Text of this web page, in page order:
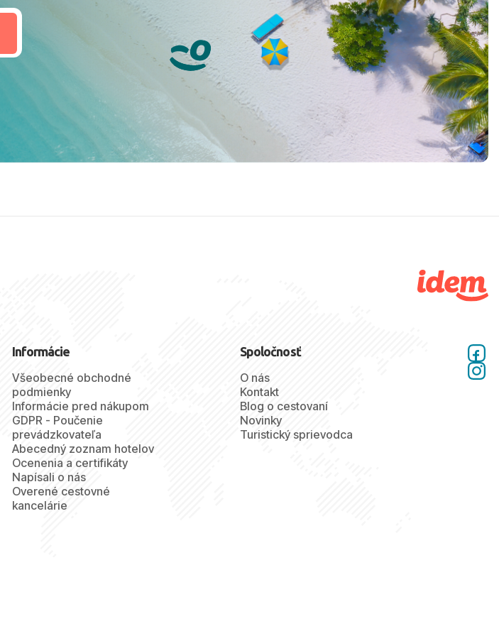
Informácie
Všeobecné obchodné
podmienky
Informácie pred nákupom
GDPR - Poučenie
prevádzkovateľa
Abecedný zoznam hotelov
Ocenenia a certifikáty
Napísali o nás
Overené cestovné
kancelárie
Spoločnosť
O nás
Kontakt
Blog o cestovaní
Novinky
Turistický sprievodca